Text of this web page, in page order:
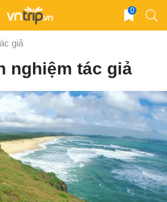
0
giả
nghiệm tác giả